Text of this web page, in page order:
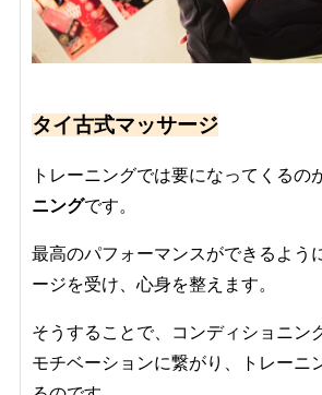
タイ古式マッサージ
トレーニングでは要になってくるの
ニングです。
最高のパフォーマンスができるよう
ージを受け、心身を整えます。
そうすることで、コンディショニン
モチベーションに繋がり、トレーニ